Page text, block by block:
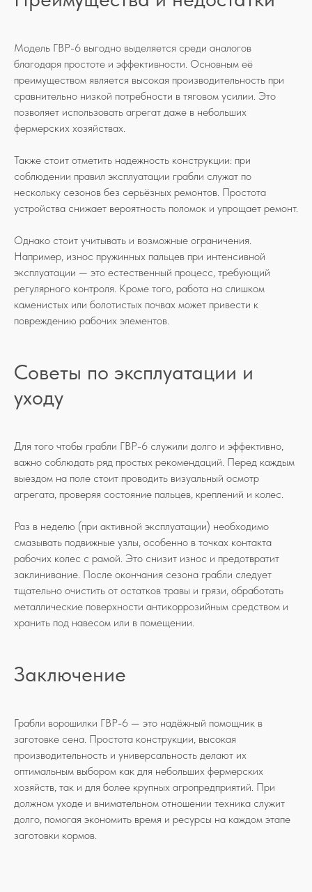
Модель ГВР-6 выгодно выделяется среди аналогов
благодаря простоте и эффективности. Основным её
преимуществом является высокая производительность при
сравнительно низкой потребности в тяговом усилии. Это
позволяет использовать агрегат даже в небольших
фермерских хозяйствах.
Также стоит отметить надежность конструкции: при
соблюдении правил эксплуатации грабли служат по
нескольку сезонов без серьёзных ремонтов. Простота
устройства снижает вероятность поломок и упрощает ремонт.
Однако стоит учитывать и возможные ограничения.
Например, износ пружинных пальцев при интенсивной
эксплуатации — это естественный процесс, требующий
регулярного контроля. Кроме того, работа на слишком
каменистых или болотистых почвах может привести к
повреждению рабочих элементов.
Советы по эксплуатации и
уходу
Для того чтобы грабли ГВР-6 служили долго и эффективно,
важно соблюдать ряд простых рекомендаций. Перед каждым
выездом на поле стоит проводить визуальный осмотр
агрегата, проверяя состояние пальцев, креплений и колес.
Раз в неделю (при активной эксплуатации) необходимо
смазывать подвижные узлы, особенно в точках контакта
рабочих колес с рамой. Это снизит износ и предотвратит
заклинивание. После окончания сезона грабли следует
тщательно очистить от остатков травы и грязи, обработать
металлические поверхности антикоррозийным средством и
хранить под навесом или в помещении.
Заключение
Грабли ворошилки ГВР-6 — это надёжный помощник в
заготовке сена. Простота конструкции, высокая
производительность и универсальность делают их
оптимальным выбором как для небольших фермерских
хозяйств, так и для более крупных агропредприятий. При
должном уходе и внимательном отношении техника служит
долго, помогая экономить время и ресурсы на каждом этапе
заготовки кормов.